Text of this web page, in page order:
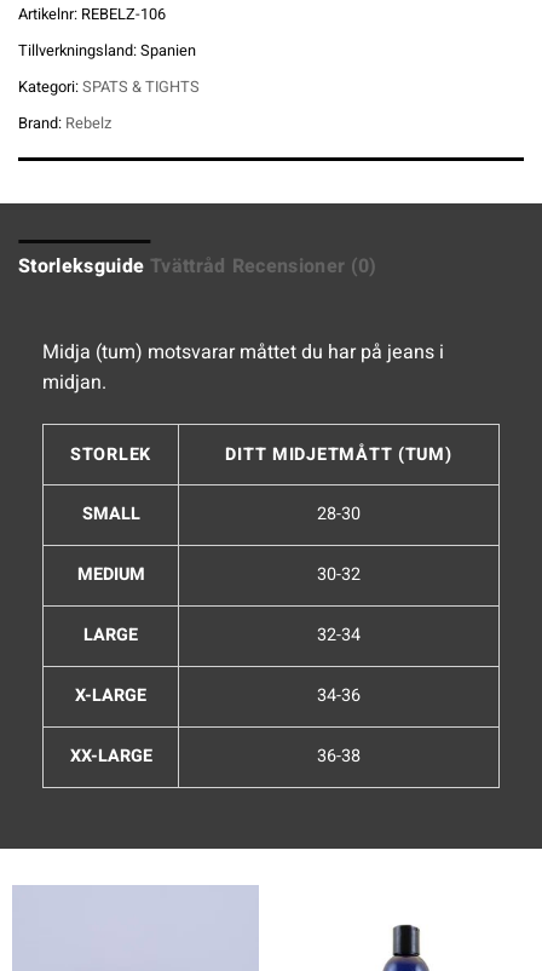
Artikelnr: REBELZ-106
Tillverkningsland:Spanien
Kategori:SPATS & TIGHTS
Brand: Rebelz
Storleksguide Tvättråd Recensioner (0)
Midja (tum) motsvarar måttet du har på jeans i
midjan.
STORLEK DITT MIDJETMÅTT (TUM)
SMALL 28-30
MEDIUM 30-32
LARGE 32-34
X-LARGE 34-36
XX-LARGE 36-38